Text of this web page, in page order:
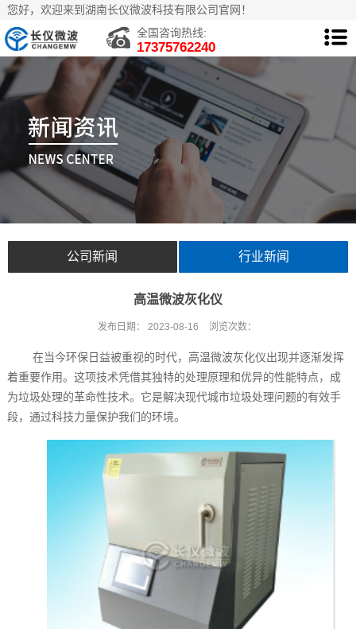
您好，欢迎来到湖南长仪微波科技有限公司官网！
全国咨询热线:
17375762240
公司新闻 行业新闻
高温微波灰化仪
发布日期： 2023-08-16 浏览次数：
在当今环保日益被重视的时代，高温微波灰化仪出现并逐渐发挥
着重要作用。这项技术凭借其独特的处理原理和优异的性能特点，成
为垃圾处理的革命性技术。它是解决现代城市垃圾处理问题的有效手
段，通过科技力量保护我们的环境。